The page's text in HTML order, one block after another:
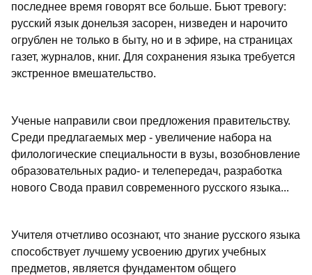
последнее время говорят все больше. Бьют тревогу:
русский язык донельзя засорен, низведен и нарочито
огрублен не только в быту, но и в эфире, на страницах
газет, журналов, книг. Для сохранения языка требуется
экстренное вмешательство.
Ученые направили свои предложения правительству.
Среди предлагаемых мер - увеличение набора на
филологические специальности в вузы, возобновление
образовательных радио- и телепередач, разработка
нового Свода правил современного русского языка...
Учителя отчетливо осознают, что знание русского языка
способствует лучшему усвоению других учебных
предметов, является фундаментом общего